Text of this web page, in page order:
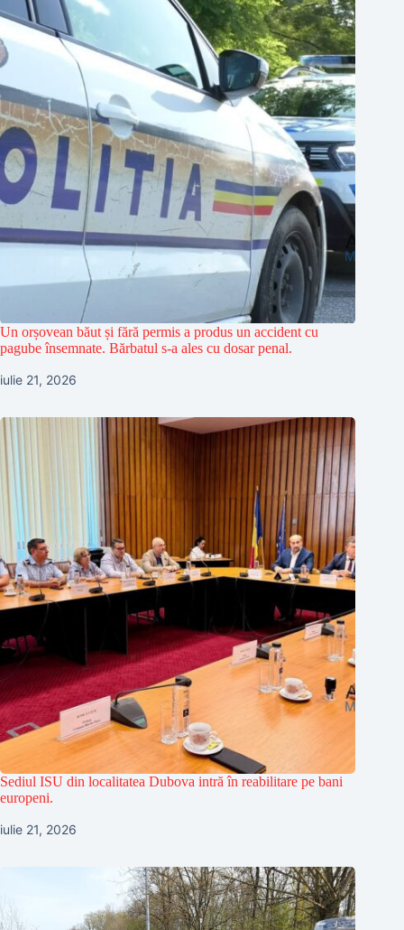
Un orșovean băut și fără permis a produs un accident cu
pagube însemnate. Bărbatul s-a ales cu dosar penal.
iulie 21, 2026
Sediul ISU din localitatea Dubova intră în reabilitare pe bani
europeni.
iulie 21, 2026